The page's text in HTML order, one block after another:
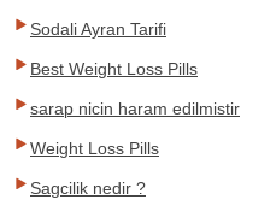
Sodali Ayran Tarifi
Best Weight Loss Pills
sarap nicin haram edilmistir
Weight Loss Pills
Sagcilik nedir ?